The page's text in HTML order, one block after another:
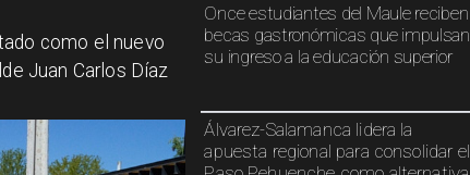
Once estudiantes del Maule reciben
becas gastronómicas que impulsan
su ingreso a la educación superior
Álvarez-Salamanca lidera la
apuesta regional para consolidar el
como el nuevo
Juan Carlos Díaz